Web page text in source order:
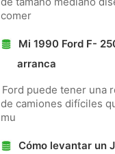
comer
Mi 1990 Ford F-
arranca
Ford puede tener una
de camiones difíciles
mu
Cómo levantar un